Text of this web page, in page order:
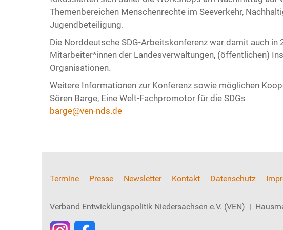
Themenbereichen Menschenrechte im Seeverkehr,
Jugendbeteiligung.
Die Norddeutsche SDG-Arbeitskonferenz war damit auch
Mitarbeiter*innen der Landesverwaltungen, (öffentlichen)
Organisationen.
Weitere Informationen zur Konferenz sowie möglichen
Sören Barge, Eine Welt-Fachpromotor für die SDGs
barge@ven-nds.de
Termine Presse Newsletter Kontakt Datenschutz
Verband Entwicklungspolitik Niedersachsen e.V. (VEN) |